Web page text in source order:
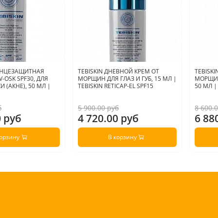
Утром
Для
/
3
.
SPF30, ДЛЯ
(АКНЕ), 50 МЛ |
руб
TEBISKIN ДНЕВНОЙ КРЕМ ОТ
МОРЩИН ДЛЯ ГЛАЗ И ГУБ, 15 МЛ |
TEBISKIN RETICAP-EL SPF15
5 900.00 руб
4 720.00 руб
В корзину
50 МЛ |
8
6